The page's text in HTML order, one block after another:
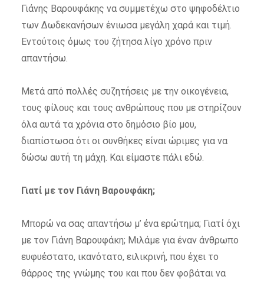
Γιάνης Βαρουφάκης να συμμετέχω στο ψηφοδέλτιο
των Δωδεκανήσων ένιωσα μεγάλη χαρά και τιμή.
Εντούτοις όμως του ζήτησα λίγο χρόνο πριν
απαντήσω.
Μετά από πολλές συζητήσεις με την οικογένεια,
τους φίλους και τους ανθρώπους που με στηρίζουν
όλα αυτά τα χρόνια στο δημόσιο βίο μου,
διαπίστωσα ότι οι συνθήκες είναι ώριμες για να
δώσω αυτή τη μάχη. Και είμαστε πάλι εδώ.
Γιατί με τον Γιάνη Βαρουφάκη;
Μπορώ να σας απαντήσω μ’ ένα ερώτημα; Γιατί όχι
με τον Γιάνη Βαρουφάκη; Μιλάμε για έναν άνθρωπο
ευφυέστατο, ικανότατο, ειλικρινή, που έχει το
θάρρος της γνώμης του και που δεν φοβάται να